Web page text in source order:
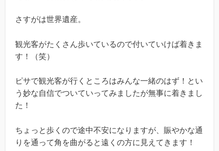
さすがは世界遺産。
観光客がたくさん歩いているので付いていけば着きま
す！（笑）
ピサで観光客が行くところはみんな一緒のはず！とい
う妙な自信でついていってみましたが無事に着きまし
た！
ちょっと歩くので途中不安になりますが、賑やかな通
りを通って角を曲がると遠くの方に見えてきます！